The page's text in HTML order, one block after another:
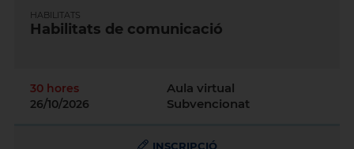
HABILITATS
Habilitats de comunicació
30 hores
26/10/2026
Aula virtual
Subvencionat
INSCRIPCIÓ